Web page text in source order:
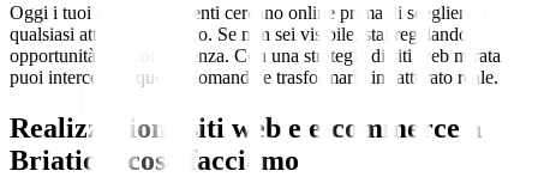
Oggi i tuoi potenziali clienti cercano online prima di scegliere
qualsiasi attività a Briatico. Se non sei visibile, stai regalando
opportunità alla concorrenza. Con una strategia di siti web mirata
puoi intercettare questa domanda e trasformarla in fatturato reale.
Realizzazione siti web e e-commerce a
Briatico: cosa facciamo